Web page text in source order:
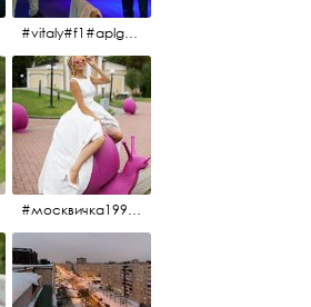
#vitaly#f1#aplgallery#formula1
#москвичка1990@#июль2016 #вднх2016 #1990